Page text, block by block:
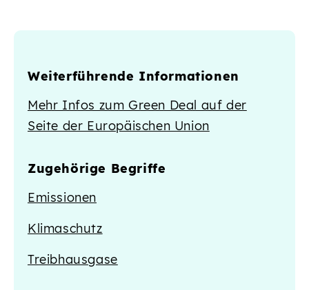
Weiterführende Informationen
Mehr Infos zum Green Deal auf der
Seite der Europäischen Union
Zugehörige Begriffe
Emissionen
Klimaschutz
Treibhausgase